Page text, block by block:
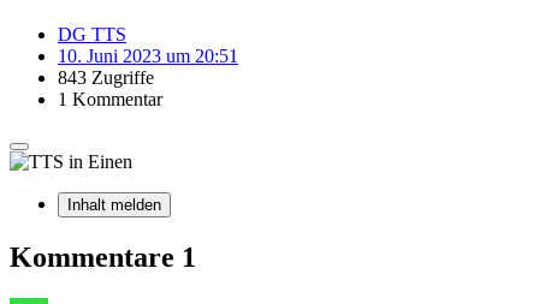
DG TTS
10. Juni 2023 um 20:51
843 Zugriffe
1 Kommentar
Inhalt melden
Kommentare 1